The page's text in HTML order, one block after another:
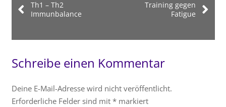
Th1 – Th2
Immunbalance
Training gegen
Fatigue
Schreibe einen Kommentar
Deine E-Mail-Adresse wird nicht veröffentlicht.
Erforderliche Felder sind mit *markiert